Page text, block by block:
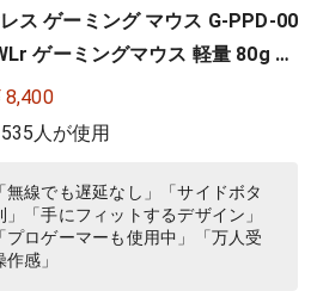
ス ゲーミング マウス G-PPD-00
ゲーミングマウス 軽量 80g H
25Kセンサー 充電 POWERPLA
対応 ゲーム 充電 無線 左右対称 FP
規品
8,400
人が使用
無線でも遅延なし」「サイドボタ
「手にフィットするデザイン」
プロゲーマーも使用中」「万人受
感」